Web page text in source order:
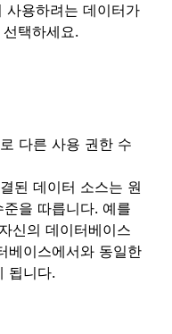
사용하려는 데이터가
택하세요.
다른 사용 권한 수
된 데이터 소스는 원
을 따릅니다. 예를
신의 데이터베이스
베이스에서와 동일한
됩니다.